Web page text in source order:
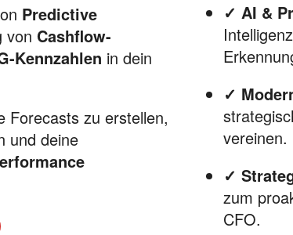
Predictive
von Cashflow-
Kennzahlen in dein
Forecasts zu erstellen,
und deine
✓ AI &
✓
vereinen.
✓
zum
CFO.